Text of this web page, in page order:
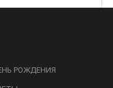
РОЖДЕНИЯ